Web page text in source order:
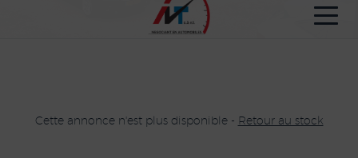
Cette annonce n'est plus disponible - Retour au stock